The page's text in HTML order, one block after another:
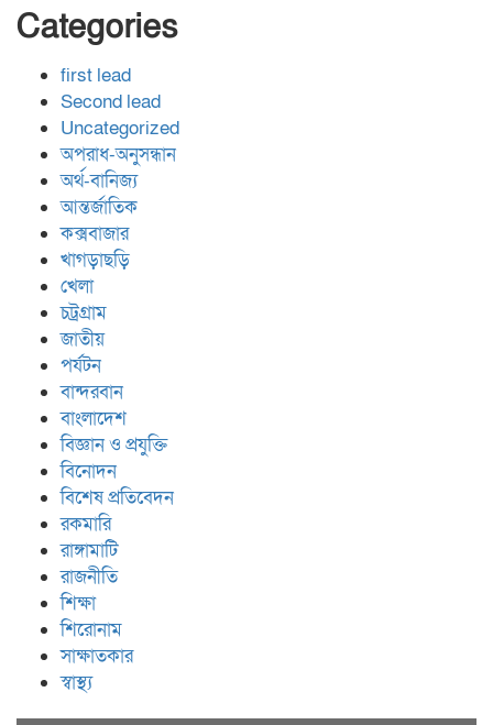
Categories
first lead
Second lead
Uncategorized
অপরাধ-অনুসন্ধান
অর্থ-বানিজ্য
আন্তর্জাতিক
কক্সবাজার
খাগড়াছড়ি
খেলা
চট্রগ্রাম
জাতীয়
পর্যটন
বান্দরবান
বাংলাদেশ
বিজ্ঞান ও প্রযুক্তি
বিনোদন
বিশেষ প্রতিবেদন
রকমারি
রাঙ্গামাটি
রাজনীতি
শিক্ষা
শিরোনাম
সাক্ষাতকার
স্বাস্থ্য